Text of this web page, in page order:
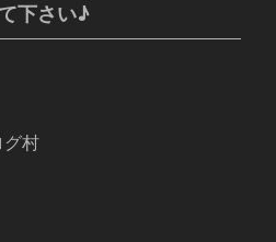
下さい♪
グ村